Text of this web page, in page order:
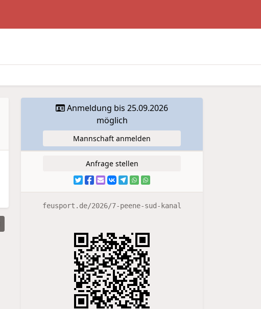
Anmeldung bis 25.09.2026
möglich
Mannschaft anmelden
Anfrage stellen
feusport.de/2026/7-peene-sud-kanal